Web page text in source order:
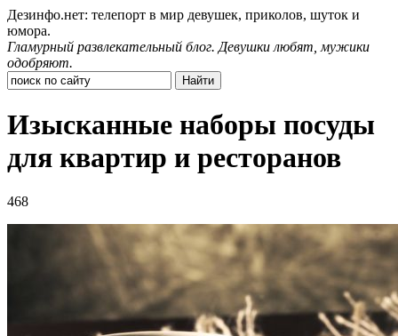
Дезинфо.нет: телепорт в мир девушек, приколов, шуток и
юмора.
Гламурный развлекательный блог. Девушки любят, мужики
одобряют.
Изысканные наборы посуды
для квартир и ресторанов
468